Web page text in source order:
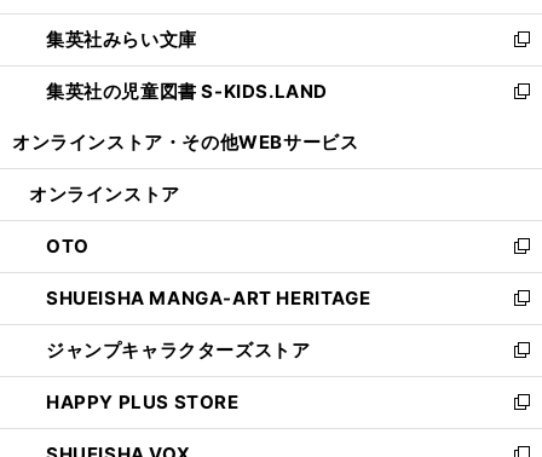
開
く
ウ
で
開
く
ン
ド
ウ
で
ウ
ィ
ン
ド
開
集英社みらい文庫
新
し
い
ン
ウ
で
開
く
集英社の児童図書 S-KIDS.LAND
新
ウ
ン
ド
ウ
で
開
く
オンラインストア・ その他WEBサービス
オンラインストア
OTO
新
し
い
ウ
ィ
ン
ド
ウ
SHUEISHA MANGA-ART HERITAGE
新
し
い
ウ
ィ
ン
ジャンプキャラクターズストア
新
し
い
ウ
HAPPY PLUS STORE
新
し